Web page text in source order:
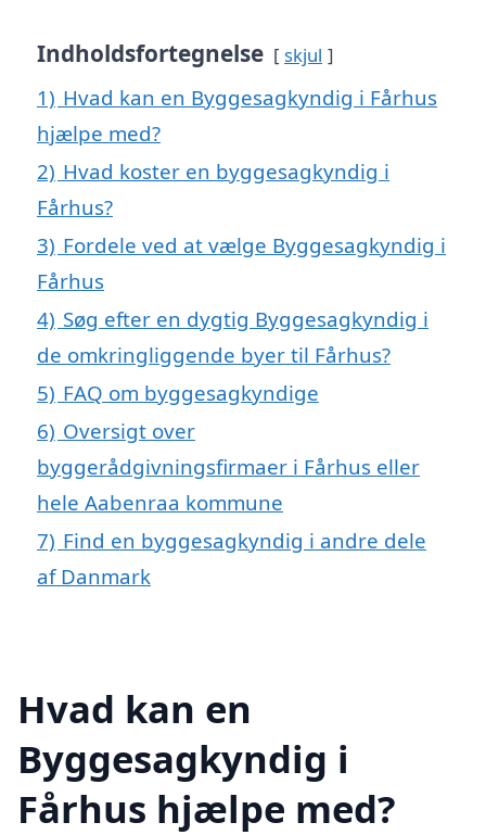
Indholdsfortegnelse skjul
1) Hvad kan en Byggesagkyndig i Fårhus
hjælpe med?
2) Hvad koster en byggesagkyndig i
Fårhus?
3) Fordele ved at vælge Byggesagkyndig i
Fårhus
4) Søg efter en dygtig Byggesagkyndig i
de omkringliggende byer til Fårhus?
5) FAQ om byggesagkyndige
6) Oversigt over
byggerådgivningsfirmaer i Fårhus eller
hele Aabenraa kommune
7) Find en byggesagkyndig i andre dele
af Danmark
Hvad kan en
Byggesagkyndig i
Fårhus hjælpe med?